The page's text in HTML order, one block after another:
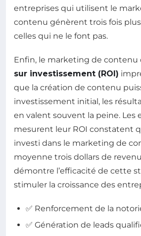
entreprises qui utilisent le
contenu génèrent trois fois
celles qui ne le font pas.
Enfin, le marketing de contenu
sur investissement (ROI)
que la création de contenu
investissement initial, les
en valent souvent la peine. Les
mesurent leur ROI constatent
investi dans le marketing de
moyenne trois dollars de
démontre l’efficacité de cette
stimuler la croissance des
✅ Renforcement de la
✅ Génération de leads